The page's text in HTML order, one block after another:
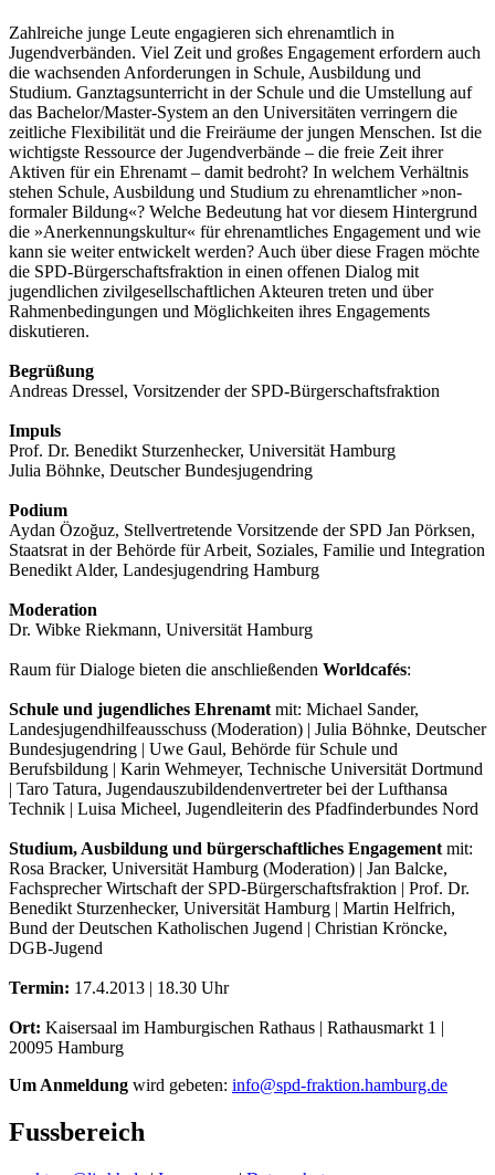
Zahlreiche junge Leute engagieren sich ehrenamtlich in
Jugendverbänden. Viel Zeit und großes Engagement erfordern auch
die wachsenden Anforderungen in Schule, Ausbildung und
Studium. Ganztagsunterricht in der Schule und die Umstellung auf
das Bachelor/Master-System an den Universitäten verringern die
zeitliche Flexibilität und die Freiräume der jungen Menschen. Ist die
wichtigste Ressource der Jugendverbände – die freie Zeit ihrer
Aktiven für ein Ehrenamt – damit bedroht? In welchem Verhältnis
stehen Schule, Ausbildung und Studium zu ehrenamtlicher »non-
formaler Bildung«? Welche Bedeutung hat vor diesem Hintergrund
die »Anerkennungskultur« für ehrenamtliches Engagement und wie
kann sie weiter entwickelt werden? Auch über diese Fragen möchte
die SPD-Bürgerschaftsfraktion in einen offenen Dialog mit
jugendlichen zivilgesellschaftlichen Akteuren treten und über
Rahmenbedingungen und Möglichkeiten ihres Engagements
diskutieren.
Begrüßung
Andreas Dressel, Vorsitzender der SPD-Bürgerschaftsfraktion
Impuls
Prof. Dr. Benedikt Sturzenhecker, Universität Hamburg
Julia Böhnke, Deutscher Bundesjugendring
Podium
Aydan Özoğuz, Stellvertretende Vorsitzende der SPD Jan Pörksen,
Staatsrat in der Behörde für Arbeit, Soziales, Familie und Integration
Benedikt Alder, Landesjugendring Hamburg
Moderation
Dr. Wibke Riekmann, Universität Hamburg
Raum für Dialoge bieten die anschließenden Worldcafés:
Schule und jugendliches Ehrenamt mit: Michael Sander,
Landesjugendhilfeausschuss (Moderation) | Julia Böhnke, Deutscher
Bundesjugendring | Uwe Gaul, Behörde für Schule und
Berufsbildung | Karin Wehmeyer, Technische Universität Dortmund
| Taro Tatura, Jugendauszubildendenvertreter bei der Lufthansa
Technik | Luisa Micheel, Jugendleiterin des Pfadfinderbundes Nord
Studium, Ausbildung und bürgerschaftliches Engagement mit:
Rosa Bracker, Universität Hamburg (Moderation) | Jan Balcke,
Fachsprecher Wirtschaft der SPD-Bürgerschaftsfraktion | Prof. Dr.
Benedikt Sturzenhecker, Universität Hamburg | Martin Helfrich,
Bund der Deutschen Katholischen Jugend | Christian Kröncke,
DGB-Jugend
Termin: 17.4.2013 | 18.30 Uhr
Ort: Kaisersaal im Hamburgischen Rathaus | Rathausmarkt 1 |
20095 Hamburg
Um Anmeldung wird gebeten: info@spd-fraktion.hamburg.de
Fussbereich